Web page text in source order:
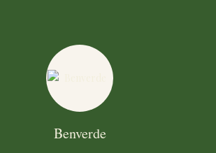
Benverde